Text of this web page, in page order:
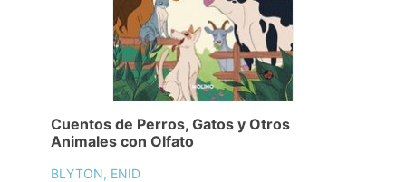
Cuentos de Perros, Gatos y Otros
Animales con Olfato
BLYTON, ENID